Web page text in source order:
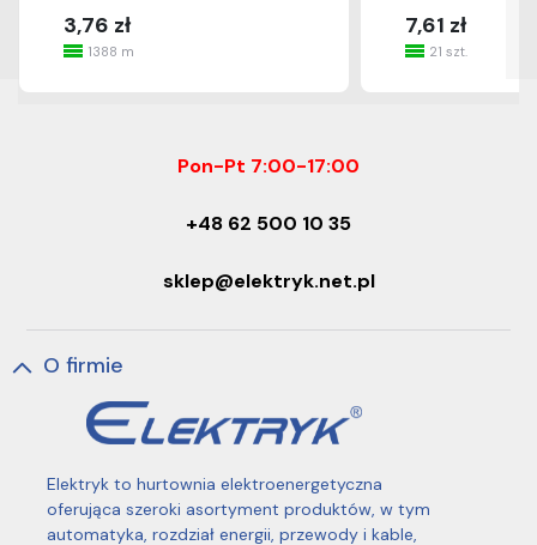
1388 m
3,76 zł
21 szt.
7,61 zł
Pon-Pt 7:00-17:00
+48 62 500 10 35
sklep@elektryk.net.pl
O firmie
Elektryk to hurtownia elektroenergetyczna
oferująca szeroki asortyment produktów, w tym
automatyka, rozdział energii, przewody i kable,